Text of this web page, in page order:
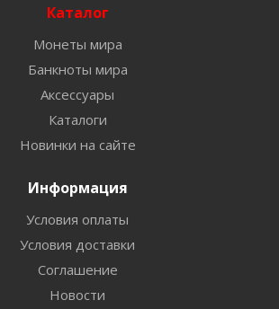
Каталог
Монеты мира
Банкноты мира
Аксессуары
Каталоги
Новинки на сайте
Информация
Условия оплаты
Условия доставки
Соглашение
Новости